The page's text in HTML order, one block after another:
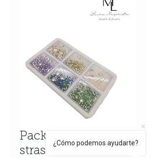
Pack de piedras y
strass decoración
¿Cómo podemos ayudarte?